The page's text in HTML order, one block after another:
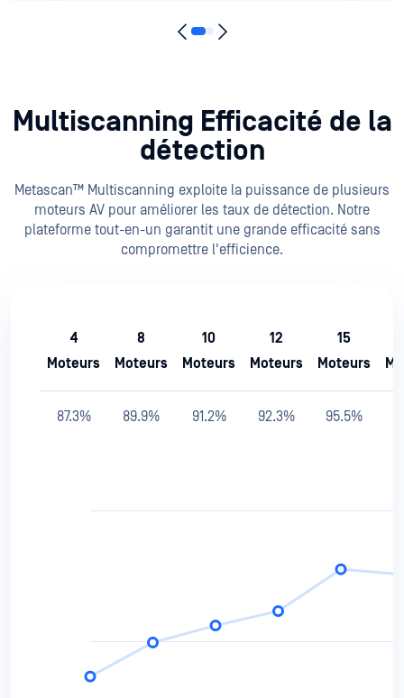
Multiscanning Efficacité de la
détection
Metascan™ Multiscanning exploite la puissance de plusieurs
moteurs AV pour améliorer les taux de détection. Notre
plateforme tout-en-un garantit une grande efficacité sans
compromettre l'efficience.
4
Moteurs
8
Moteurs
10
Moteurs
12
Moteurs
15
Moteurs
87.3% 89.9% 91.2% 92.3% 95.5%